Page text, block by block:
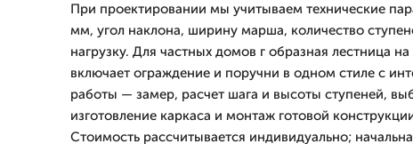
При проектировании мы учитываем технические
мм, угол наклона, ширину марша, количество
нагрузку. Для частных домов г образная лестница
включает ограждение и поручни в одном стиле с
работы — замер, расчет шага и высоты ступеней,
изготовление каркаса и монтаж готовой
Стоимость рассчитывается индивидуально;